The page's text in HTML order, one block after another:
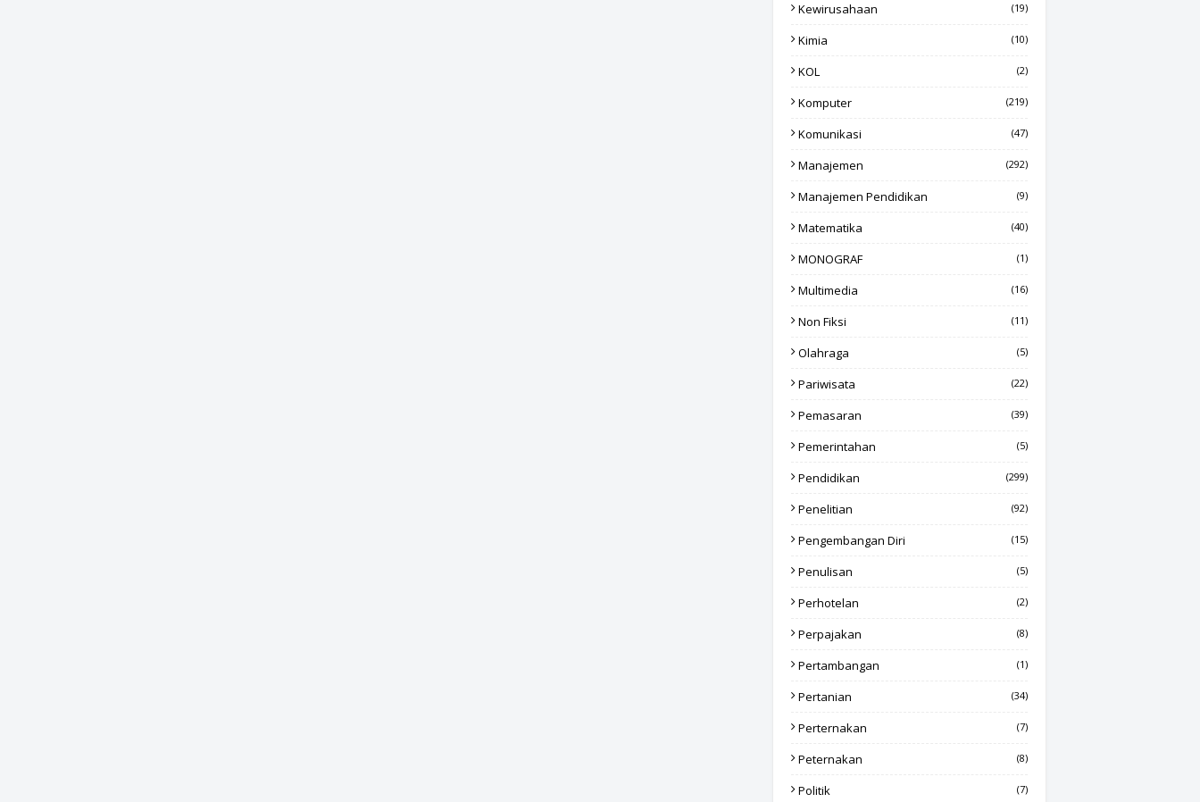
Kewirusahaan (19)
Kimia (10)
KOL (2)
Komputer (219)
Komunikasi (47)
Manajemen (292)
Manajemen Pendidikan (9)
Matematika (40)
MONOGRAF (1)
Multimedia (16)
Non Fiksi (11)
Olahraga (5)
Pariwisata (22)
Pemasaran (39)
Pemerintahan (5)
Pendidikan (299)
Penelitian (92)
Pengembangan Diri (15)
Penulisan (5)
Perhotelan (2)
Perpajakan (8)
Pertambangan (1)
Pertanian (34)
Perternakan (7)
Peternakan (8)
Politik (7)